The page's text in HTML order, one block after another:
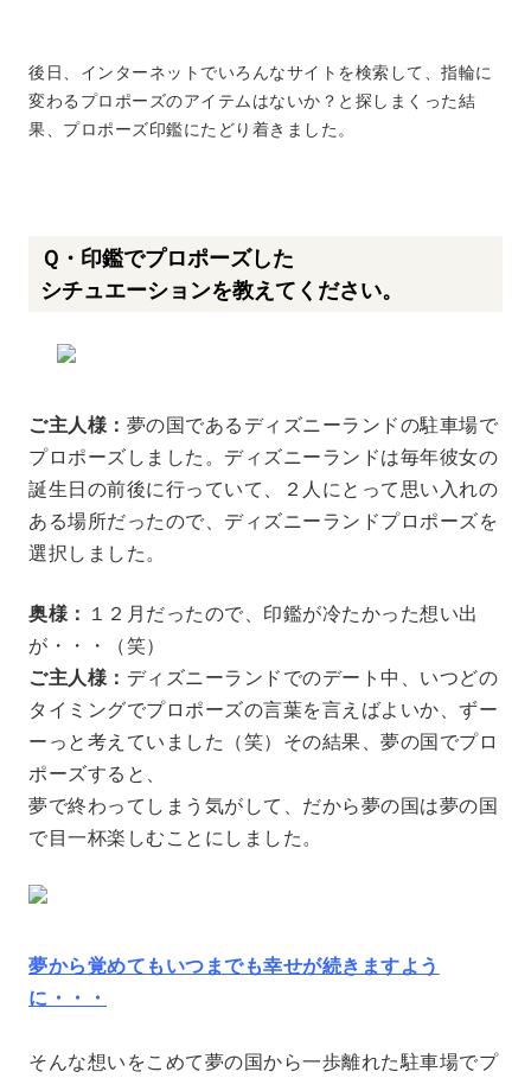
後日、インターネットでいろんなサイトを検索して、指輪に
変わるプロポーズのアイテムはないか？と探しまくった結
果、プロポーズ印鑑にたどり着きました。
Ｑ・印鑑でプロポーズした
シチュエーションを教えてください。
ご主人様： 夢の国であるディズニーランドの駐車場で
プロポーズしました。ディズニーランドは毎年彼女の
誕生日の前後に行っていて、２人にとって思い入れの
ある場所だったので、ディズニーランドプロポーズを
選択しました。
奥様： １２月だったので、印鑑が冷たかった想い出
が・・・（笑）
ご主人様： ディズニーランドでのデート中、いつどの
タイミングでプロポーズの言葉を言えばよいか、ずー
ーっと考えていました（笑）その結果、夢の国でプロ
ポーズすると、
夢で終わってしまう気がして、だから夢の国は夢の国
で目一杯楽しむことにしました。
夢から覚めてもいつまでも幸せが続きますよう
に・・・
そんな想いをこめて夢の国から一歩離れた駐車場でプ